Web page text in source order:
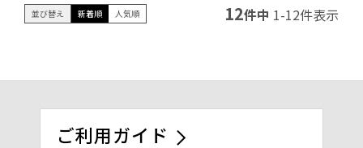
並び替え 新着順 人気順 12件中 1-12件表示
ご利用ガイド